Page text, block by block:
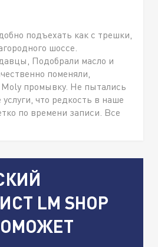
подъехать как с трешки,
шоссе.
Подобрали масло и
поменяли,
Moly промывку. Не пытались
что редкость в наше
по времени записи. Все
LM SHOP